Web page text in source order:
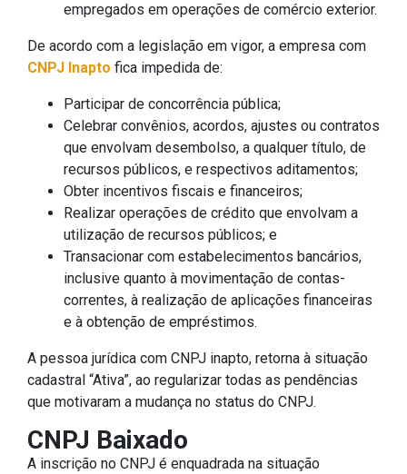
empregados em operações de comércio exterior.
De acordo com a legislação em vigor, a empresa com
CNPJ Inapto fica impedida de:
Participar de concorrência pública;
Celebrar convênios, acordos, ajustes ou contratos
que envolvam desembolso, a qualquer título, de
recursos públicos, e respectivos aditamentos;
Obter incentivos fiscais e financeiros;
Realizar operações de crédito que envolvam a
utilização de recursos públicos; e
Transacionar com estabelecimentos bancários,
inclusive quanto à movimentação de contas-
correntes, à realização de aplicações financeiras
e à obtenção de empréstimos.
A pessoa jurídica com CNPJ inapto, retorna à situação
cadastral “Ativa”, ao regularizar todas as pendências
que motivaram a mudança no status do CNPJ.
CNPJ Baixado
A inscrição no CNPJ é enquadrada na situação